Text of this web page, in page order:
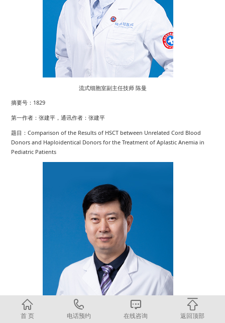
流式细胞室副主任技师 陈曼
摘要号：1829
第一作者：张建平，通讯作者：张建平
题目：Comparison of the Results of HSCT between Unrelated Cord Blood
Donors and Haploidentical Donors for the Treatment of Aplastic Anemia in
Pediatric Patients
首 页 电话预约 在线咨询 返回顶部